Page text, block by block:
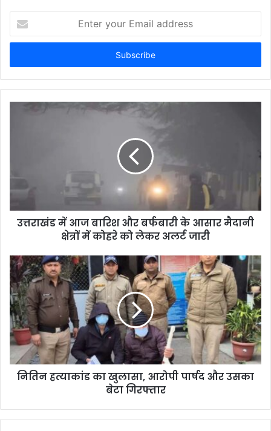
your
Email
उत्तराखंड में आज बारिश और बर्फबारी के आसार मैदानी
क्षेत्रों में कोहरे को लेकर अलर्ट जारी
नितिन हत्याकांड का खुलासा, आरोपी पार्षद और उसका
बेटा गिरफ्तार